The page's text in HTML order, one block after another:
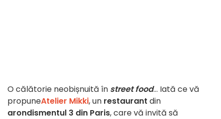
O călătorie neobișnuită în street food... Iată ce vă
propuneAtelier Mikki, un restaurant din
arondismentul 3 din Paris, care vă invită să